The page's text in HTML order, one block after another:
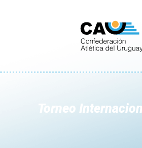
Torneo